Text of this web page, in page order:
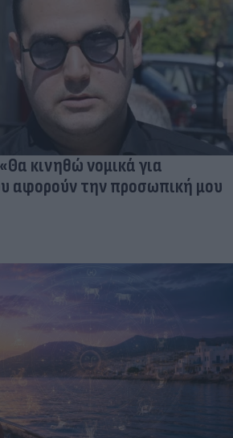
κινηθώ νομικά για
αφορούν την προσωπική μου